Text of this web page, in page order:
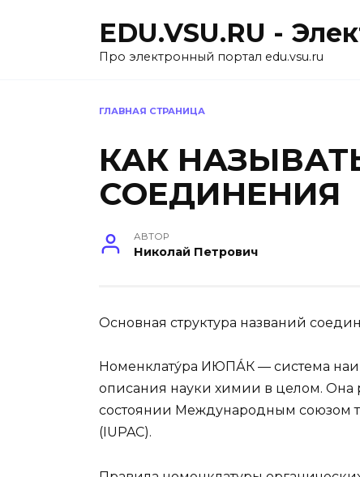
EDU.VSU.RU -
Про электронный портал edu.vsu.ru
ГЛАВНАЯ СТРАНИЦА
КАК
СОЕДИНЕНИЯ
АВТОР
Николай Петрович
Основная структура названий
Номенклату́ра ИЮПА́К — система
описания науки химии в целом. Она
состоянии Международным
(IUPAC).